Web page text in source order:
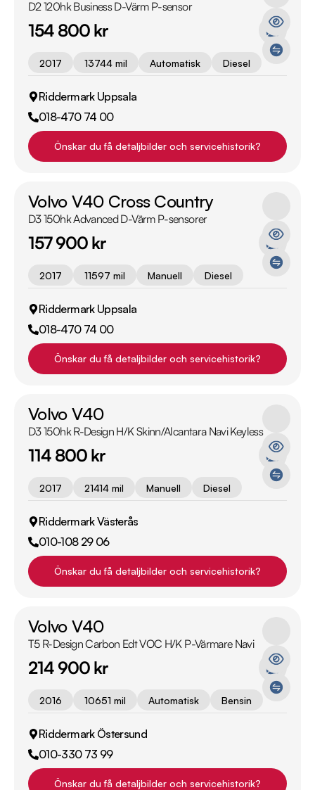
D2 120hk Business D-Värm P-sensor
154 800 kr
2017 13744 mil Automatisk Diesel
Riddermark Uppsala
018-470 74 00
Önskar du få detaljbilder och servicehistorik?
Volvo V40 Cross Country
D3 150hk Advanced D-Värm P-sensorer
157 900 kr
2017 11597 mil Manuell Diesel
Riddermark Uppsala
018-470 74 00
Önskar du få detaljbilder och servicehistorik?
Volvo V40
D3 150hk R-Design H/K Skinn/Alcantara Navi Keyless
114 800 kr
2017 21414 mil Manuell Diesel
Riddermark Västerås
010-108 29 06
Önskar du få detaljbilder och servicehistorik?
Volvo V40
T5 R-Design Carbon Edt VOC H/K P-Värmare Navi
214 900 kr
2016 10651 mil Automatisk Bensin
Riddermark Östersund
010-330 73 99
Önskar du få detaljbilder och servicehistorik?